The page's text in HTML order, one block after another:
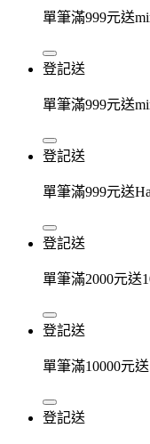
單筆滿999元送
登記送
單筆滿999元送
登記送
單筆滿999元送
登記送
單筆滿2000元送
登記送
單筆滿10000元
登記送